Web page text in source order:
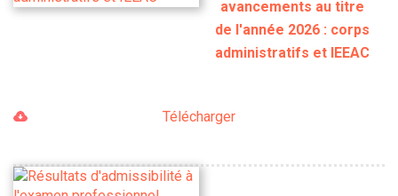
avancements au titre
de l'année 2026 : corps
administratifs et IEEAC
Télécharger